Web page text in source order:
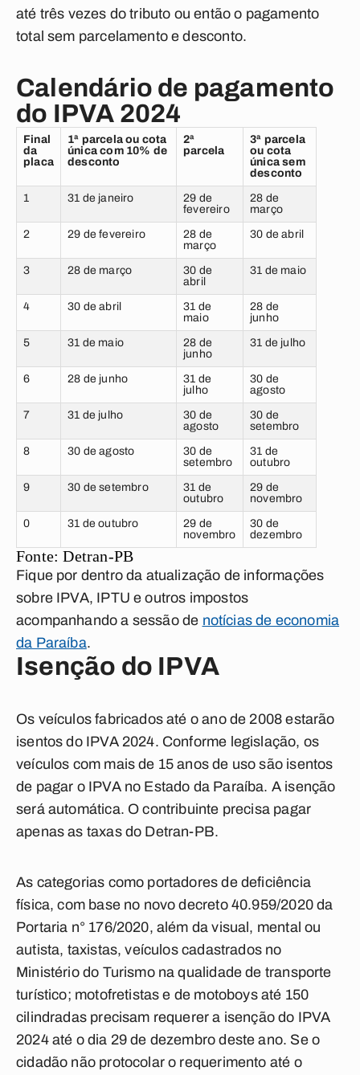
até três vezes do tributo ou então o pagamento
total sem parcelamento e desconto.
Calendário de pagamento
do IPVA 2024
Final
da
placa
1ª parcela ou cota
única com 10% de
desconto
2ª
parcela
3ª parcela
ou cota
única sem
desconto
1 31 de janeiro
29 de
fevereiro
28 de
março
2 29 de fevereiro
28 de
março
30 de abril
3 28 de março
30 de
abril
31 de maio
4 30 de abril
31 de
maio
28 de
junho
5 31 de maio
28 de
junho
31 de julho
6 28 de junho
31 de
julho
30 de
agosto
7 31 de julho
30 de
agosto
30 de
setembro
8 30 de agosto
30 de
setembro
31 de
outubro
9 30 de setembro
31 de
outubro
29 de
novembro
0 31 de outubro
29 de
novembro
30 de
dezembro
Fonte: Detran-PB
Fique por dentro da atualização de informações
sobre IPVA, IPTU e outros impostos
acompanhando a sessão de notícias de economia
da Paraíba.
Isenção do IPVA
Os veículos fabricados até o ano de 2008 estarão
isentos do IPVA 2024. Conforme legislação, os
veículos com mais de 15 anos de uso são isentos
de pagar o IPVA no Estado da Paraíba. A isenção
será automática. O contribuinte precisa pagar
apenas as taxas do Detran-PB.
As categorias como portadores de deficiência
física, com base no novo decreto 40.959/2020 da
Portaria n° 176/2020, além da visual, mental ou
autista, taxistas, veículos cadastrados no
Ministério do Turismo na qualidade de transporte
turístico; motofretistas e de motoboys até 150
cilindradas precisam requerer a isenção do IPVA
2024 até o dia 29 de dezembro deste ano. Se o
cidadão não protocolar o requerimento até o